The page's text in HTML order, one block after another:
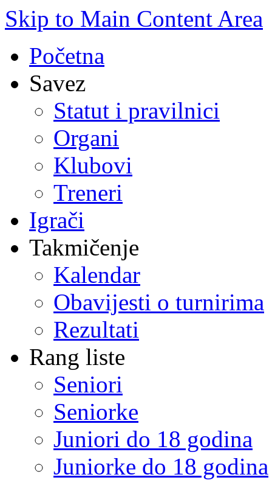
Skip to Main Content Area
Početna
Savez
Statut i pravilnici
Organi
Klubovi
Treneri
Igrači
Takmičenje
Kalendar
Obavijesti o turnirima
Rezultati
Rang liste
Seniori
Seniorke
Juniori do 18 godina
Juniorke do 18 godina